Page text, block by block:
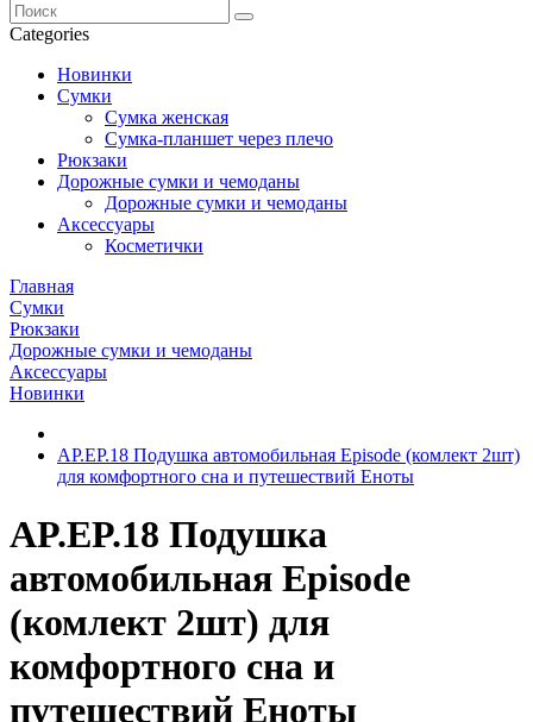
Categories
Новинки
Сумки
Сумка женская
Сумка-планшет через плечо
Рюкзаки
Дорожные сумки и чемоданы
Дорожные сумки и чемоданы
Аксессуары
Косметички
Главная
Сумки
Рюкзаки
Дорожные сумки и чемоданы
Аксессуары
Новинки
AP.EP.18 Подушка автомобильная Episode (комлект 2шт)
для комфортного сна и путешествий Еноты
AP.EP.18 Подушка
автомобильная Episode
(комлект 2шт) для
комфортного сна и
путешествий Еноты